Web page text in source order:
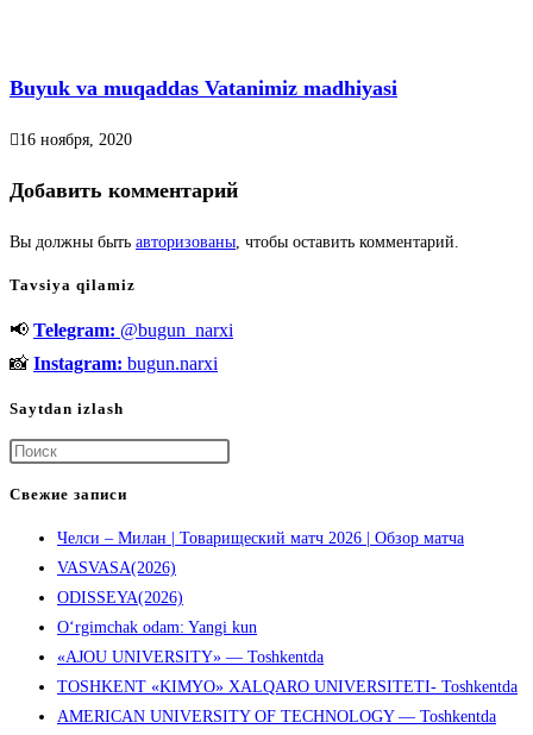
Buyuk va muqaddas Vatanimiz madhiyasi
16 ноября, 2020
Добавить комментарий
Вы должны быть авторизованы , чтобы оставить комментарий.
Tavsiya qilamiz
📢 Telegram: @bugun_narxi
📸 Instagram: bugun.narxi
Saytdan izlash
чтобы
поиска.
Свежие записи
Челси – Милан | Товарищеский матч 2026 | Обзор матча
VASVASA(2026)
ODISSEYA(2026)
O‘rgimchak odam: Yangi kun
«AJOU UNIVERSITY» — Toshkentda
TOSHKENT «KIMYO» XALQARO UNIVERSITETI- Toshkentda
AMERICAN UNIVERSITY OF TECHNOLOGY — Toshkentda